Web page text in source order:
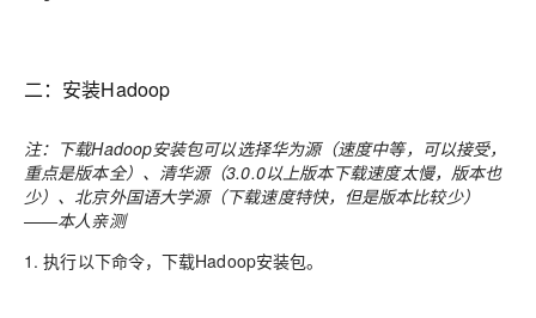
二：安装Hadoop
注：下载Hadoop安装包可以选择华为源（速度中等，可以接受，
重点是版本全）、清华源（3.0.0以上版本下载速度太慢，版本也
少）、北京外国语大学源（下载速度特快，但是版本比较少）
——本人亲测
1. 执行以下命令，下载Hadoop安装包。